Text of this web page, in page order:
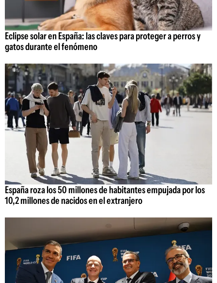
Eclipse solar en España: las claves para proteger a perros y
gatos durante el fenómeno
España roza los 50 millones de habitantes empujada por los
10,2 millones de nacidos en el extranjero